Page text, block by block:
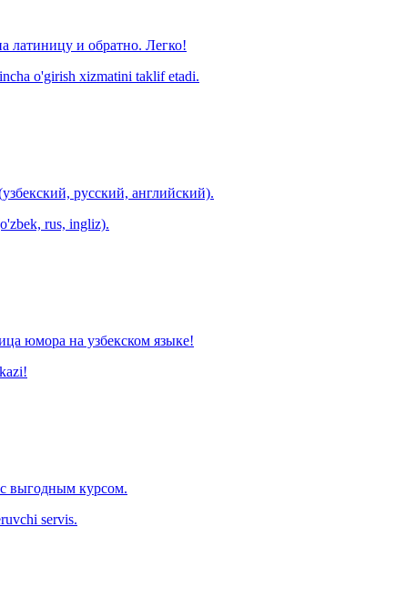
латиницу и обратно. Легко!
o'girish xizmatini taklif etadi.
русский, английский).
rus, ingliz).
юмора на узбекском языке!
выгодным курсом.
servis.